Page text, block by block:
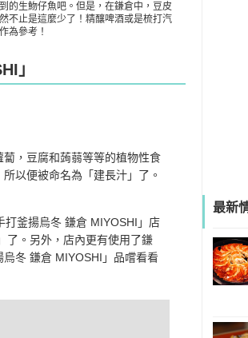
的生魩仔魚吧。但是，在鎌倉中，豆皮
不止是這麼少了！精釀啤酒或是梳打汽
為參考！
」
，豆腐和蒟蒻等等的植物性食
以便被命名為「建長汁」了。
釜揚烏冬 鎌倉 MIYOSHI」店
了。另外，店內更有使用了鎌
冬 鎌倉 MIYOSHI」品嚐看看
最新